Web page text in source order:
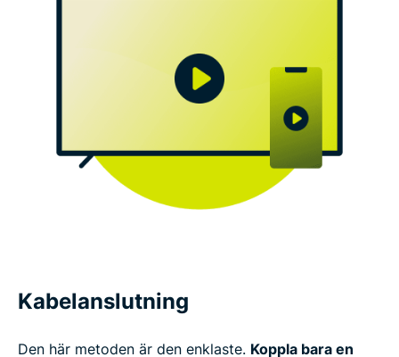
Kabelanslutning
Den här metoden är den enklaste. Koppla bara en